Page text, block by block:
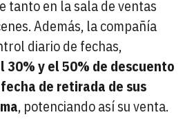
e tanto en la sala de ventas
Además, la compañía
diario de fechas,
30% y el 50% de descuento
de retirada de sus
, potenciando así su venta.